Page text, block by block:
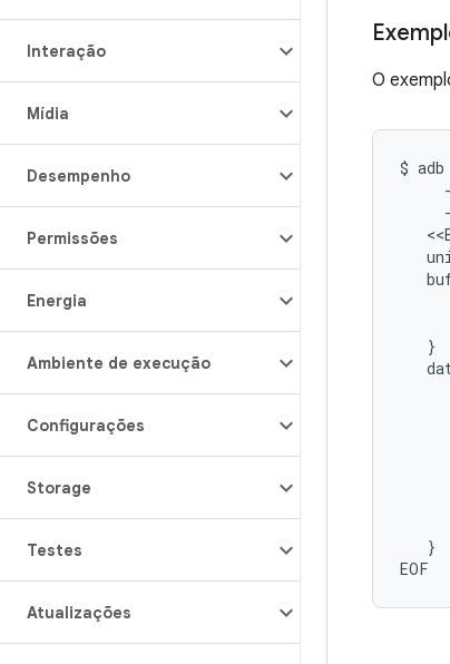
Interação
Mídia
Desempenho
Permissões
Energia
Ambiente de execução
Configurações
Storage
Testes
Atualizações
O
$ adb
}
}